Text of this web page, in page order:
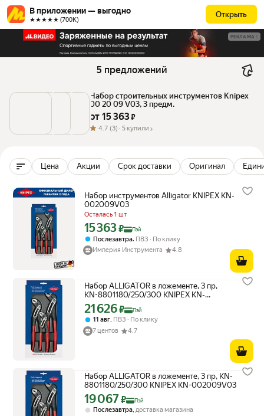
В приложении — выгодно
★★★★★ (700К)
Открыть
РЕКЛАМА
5 предложений
Набор строительных инструментов Knipex
00 20 09 V03, 3 предм.
от 15 363 ₽
4.7 (3) · 5 купили
Цена Акции Срок доставки Оригинал
Набор инструментов Alligator KNIPEX KN-
002009V03
Осталась 1 шт
Цена с картой Яндекс Пэй 15363 ₽ вместо
15 363₽ Пэй
Послезавтра, ПВЗ
По клику
Империя Инструмента
4.8
Набор ALLIGATOR в ложементе, 3 пр,
KN-8801180/250/300 KNIPEX KN-
002009V03
Цена с картой Яндекс Пэй 21626 ₽ вместо
21 626₽ Пэй
11 авг, ПВЗ
По клику
7 центов
4.7
Набор ALLIGATOR в ложементе, 3 пр, KN-
8801180/250/300 KNIPEX KN-002009V03
Цена с картой Яндекс Пэй 19067 ₽ вместо
19 067₽ Пэй
Послезавтра доставка магазина